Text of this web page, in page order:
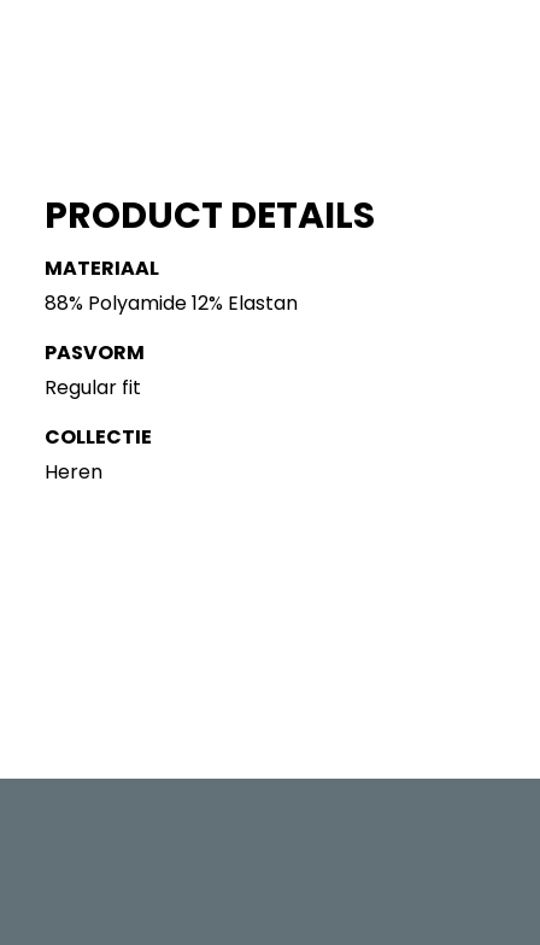
PRODUCT DETAILS
MATERIAAL
88% Polyamide 12% Elastan
PASVORM
Regular fit
COLLECTIE
Heren